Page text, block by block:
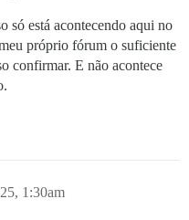
só está acontecendo aqui no
próprio fórum o suficiente
confirmar. E não acontece
1:30am